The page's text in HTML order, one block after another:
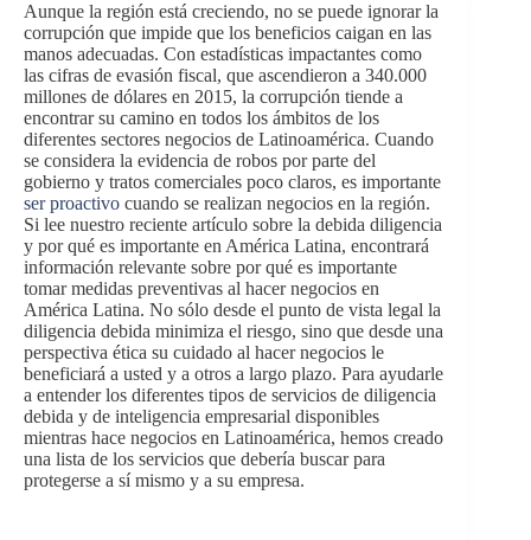
Aunque la región está creciendo, no se puede ignorar la
corrupción que impide que los beneficios caigan en las
manos adecuadas. Con estadísticas impactantes como
las cifras de evasión fiscal, que ascendieron a 340.000
millones de dólares en 2015, la corrupción tiende a
encontrar su camino en todos los ámbitos de los
diferentes sectores negocios de Latinoamérica. Cuando
se considera la evidencia de robos por parte del
gobierno y tratos comerciales poco claros, es importante
ser proactivo cuando se realizan negocios en la región.
Si lee nuestro reciente artículo sobre la debida diligencia
y por qué es importante en América Latina, encontrará
información relevante sobre por qué es importante
tomar medidas preventivas al hacer negocios en
América Latina. No sólo desde el punto de vista legal la
diligencia debida minimiza el riesgo, sino que desde una
perspectiva ética su cuidado al hacer negocios le
beneficiará a usted y a otros a largo plazo. Para ayudarle
a entender los diferentes tipos de servicios de diligencia
debida y de inteligencia empresarial disponibles
mientras hace negocios en Latinoamérica, hemos creado
una lista de los servicios que debería buscar para
protegerse a sí mismo y a su empresa.